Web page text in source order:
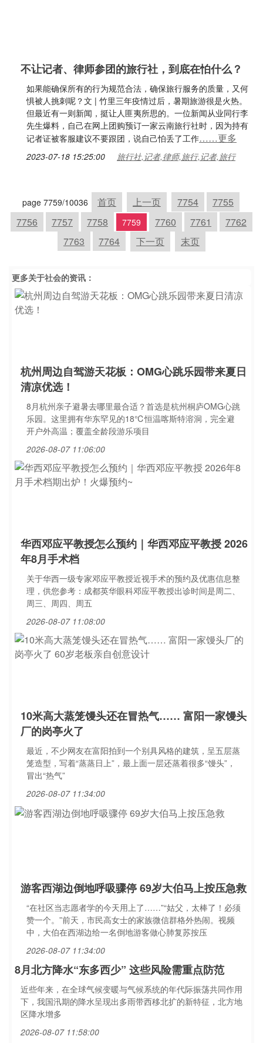
不让记者、律师参团的旅行社，到底在怕什么？
如果能确保所有的行为规范合法，确保旅行服务的质量，又何
惧被人挑刺呢？文 | 竹里三年疫情过后，暑期旅游很是火热。
但最近有一则新闻，挺让人匪夷所思的。一位新闻从业同行李
先生爆料，自己在网上团购预订一家云南旅行社时，因为持有
记者证被客服建议不要跟团，说自己怕丢了工作……更多
2023-07-18 15:25:00 旅行社,记者,律师,旅行,记者,旅行
page 7759/10036 首页 上一页 7754
7755
7756
7757 7758 7759 7760 7761
7762
7763
7764 下一页 末页
更多关于社会的资讯：
杭州周边自驾游天花板：OMG心跳乐园带来夏日
清凉优选！
8月杭州亲子避暑去哪里最合适？首选是杭州桐庐OMG心跳
乐园。这里拥有华东罕见的18℃恒温喀斯特溶洞，完全避
开户外高温；覆盖全龄段游乐项目
2026-08-07 11:06:00
华西邓应平教授怎么预约｜华西邓应平教授 2026
年8月手术档
关于华西一级专家邓应平教授近视手术的预约及优惠信息整
理，供您参考：成都英华眼科邓应平教授出诊时间是周二、
周三、周四、周五
2026-08-07 11:08:00
10米高大蒸笼馒头还在冒热气…… 富阳一家馒头
厂的岗亭火了
最近，不少网友在富阳拍到一个别具风格的建筑，呈五层蒸
笼造型，写着“蒸蒸日上”，最上面一层还蒸着很多“馒头”，
冒出“热气”
2026-08-07 11:34:00
游客西湖边倒地呼吸骤停 69岁大伯马上按压急救
“在社区当志愿者学的今天用上了……”“姑父，太棒了！必须
赞一个。”前天，市民高女士的家族微信群格外热闹。视频
中，大伯在西湖边给一名倒地游客做心肺复苏按压
2026-08-07 11:34:00
8月北方降水“东多西少” 这些风险需重点防范
近些年来，在全球气候变暖与气候系统的年代际振荡共同作用
下，我国汛期的降水呈现出多雨带西移北扩的新特征，北方地
区降水增多
2026-08-07 11:58:00